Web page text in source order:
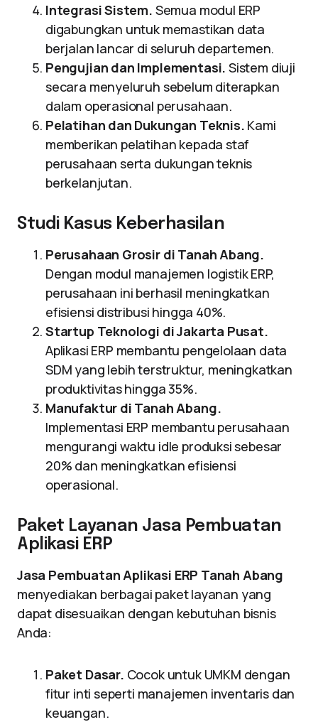
Integrasi Sistem. Semua modul ERP
digabungkan untuk memastikan data
berjalan lancar di seluruh departemen.
Pengujian dan Implementasi. Sistem diuji
secara menyeluruh sebelum diterapkan
dalam operasional perusahaan.
Pelatihan dan Dukungan Teknis. Kami
memberikan pelatihan kepada staf
perusahaan serta dukungan teknis
berkelanjutan.
Studi Kasus Keberhasilan
Perusahaan Grosir di Tanah Abang.
Dengan modul manajemen logistik ERP,
perusahaan ini berhasil meningkatkan
efisiensi distribusi hingga 40%.
Startup Teknologi di Jakarta Pusat.
Aplikasi ERP membantu pengelolaan data
SDM yang lebih terstruktur, meningkatkan
produktivitas hingga 35%.
Manufaktur di Tanah Abang.
Implementasi ERP membantu perusahaan
mengurangi waktu idle produksi sebesar
20% dan meningkatkan efisiensi
operasional.
Paket Layanan Jasa Pembuatan
Aplikasi ERP
Jasa Pembuatan Aplikasi ERP Tanah Abang
menyediakan berbagai paket layanan yang
dapat disesuaikan dengan kebutuhan bisnis
Anda:
Paket Dasar. Cocok untuk UMKM dengan
fitur inti seperti manajemen inventaris dan
keuangan.